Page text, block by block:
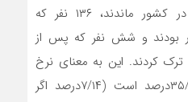
بیش از مدت ویزای خود در کشور ماندند، ۱۳۶ نفر که
بودند و شش نفر که پس از
کردند. این به معنای نرخ
کل اقامت بیش از حد ۳۵/۱۵درصد است (۷/۱۴درصد اگر